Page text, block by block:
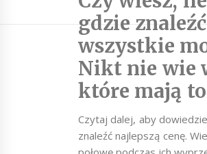
gdzie
wszystkie
Nikt nie wie
które mają
Czytaj dalej, aby
znaleźć najlepszą cenę.